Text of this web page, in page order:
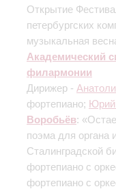
Открытие
петербургских
музыкальная
Академический
филармонии
Дирижер -
фортепиано; Юрий
Воробьёв:
поэма для органа
Сталинградской
фортепиано с
фортепиано с